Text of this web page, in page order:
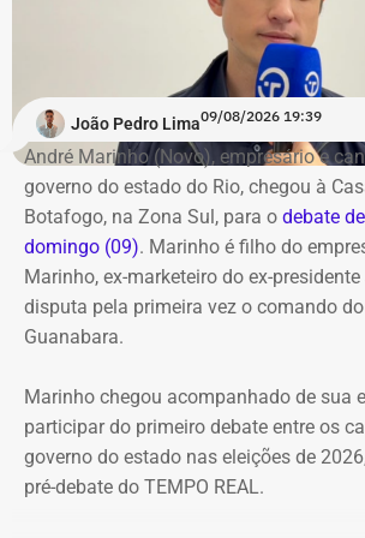
Participam do debate André Marinho
Garotinho (Republicanos), Douglas
Siri (PSOL). O candidato Eduardo Paes
na noite anterior que não iria
Acompanhe a cobertura especial do
Instagram do portal, com transmissão e
Stories, e ao vivo pelo YouTube.
Na rodada de confrontos diretos,
para iniciar as perguntas e, pelas regras,
obrigatoriamente o último a responder.
também terão uma nova rodada de
temas livres, seguindo o mesmo
cronômetro.
O debate marca a estreia do TEMPO
de uma eleição estadual. O portal já
as eleições municipais de 2024 em todo
e, agora, amplia a cobertura para a
Acompanhe a transmissão e a
do primeiro debate entre os candidatos
Rio.
João Pedro Lima09/08/2026 19:39
André Marinho (Novo), empresário e
governo do estado do Rio, chegou à
Botafogo, na Zona Sul, para o debate
domingo (09). Marinho é filho do
Marinho, ex-marketeiro do ex-
disputa pela primeira vez o comando
Guanabara.
Marinho chegou acompanhado de sua
participar do primeiro debate entre os
governo do estado nas eleições de
pré-debate do TEMPO REAL.